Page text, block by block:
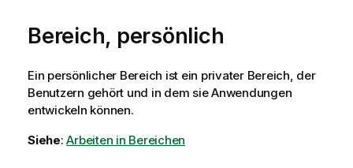
Bereich, persönlich
Ein persönlicher Bereich ist ein privater Bereich, der
Benutzern gehört und in dem sie Anwendungen
entwickeln können.
Siehe:Arbeiten in Bereichen